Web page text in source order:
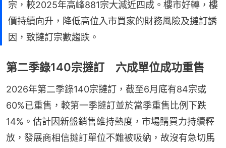
宗，較2025年高峰881宗大減近四成。樓市好轉，樓
價持續向升，降低高位入市買家的財務風險及撻訂誘
因，致撻訂宗數趨跌。
第二季錄140宗撻訂 六成單位成功重售
2026年第二季錄140宗撻訂，截至6月底有84宗或
60%已重售，較第一季撻訂並於當季重售比例下跌
14%。估計因新盤銷售維持熱度，市場購買力持續釋
放，發展商相信撻訂單位不難被吸納，故沒有急切馬